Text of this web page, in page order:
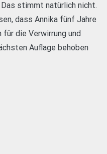
stimmt natürlich nicht.
dass Annika fünf Jahre
die Verwirrung und
Auflage behoben